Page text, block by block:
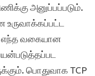
அனுப்பப்படும்.
எந்த வகையான
பொதுவாக TCP